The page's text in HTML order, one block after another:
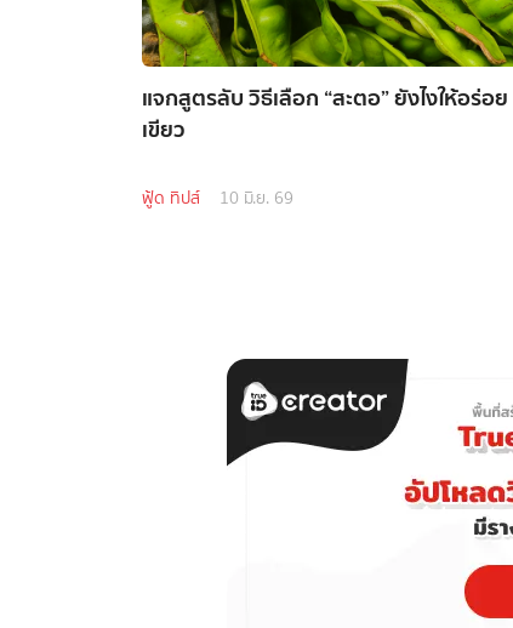
แจกสูตรลับ วิธีเลือก “สะตอ” ยังไงให้อร่อ
เขียว
ฟู้ด ทิปส์ 10 มิ.ย. 69